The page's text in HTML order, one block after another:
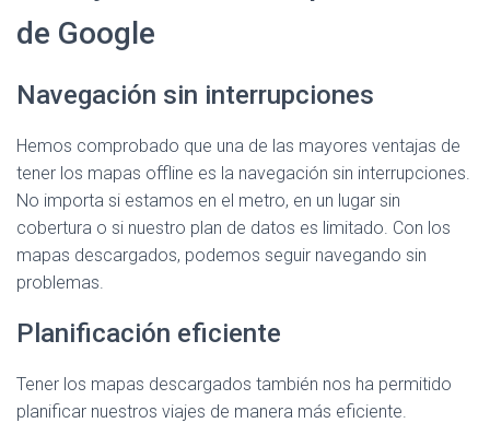
de Google
Navegación sin interrupciones
Hemos comprobado que una de las mayores ventajas de
tener los mapas offline es la navegación sin interrupciones.
No importa si estamos en el metro, en un lugar sin
cobertura o si nuestro plan de datos es limitado. Con los
mapas descargados, podemos seguir navegando sin
problemas.
Planificación eficiente
Tener los mapas descargados también nos ha permitido
planificar nuestros viajes de manera más eficiente.